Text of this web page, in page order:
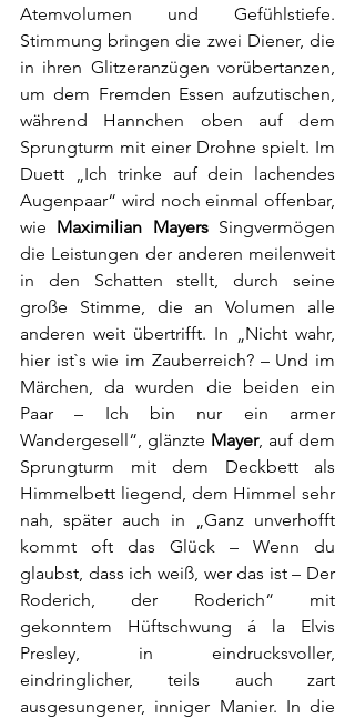
Atemvolumen und Gefühlstiefe.
Stimmung bringen die zwei Diener, die
in ihren Glitzeranzügen vorübertanzen,
um dem Fremden Essen aufzutischen,
während Hannchen oben auf dem
Sprungturm mit einer Drohne spielt. Im
Duett „Ich trinke auf dein lachendes
Augenpaar“ wird noch einmal offenbar,
wie Maximilian Mayers Singvermögen
die Leistungen der anderen meilenweit
in den Schatten stellt, durch seine
große Stimme, die an Volumen alle
anderen weit übertrifft. In „Nicht wahr,
hier ist`s wie im Zauberreich? – Und im
Märchen, da wurden die beiden ein
Paar – Ich bin nur ein armer
Wandergesell“, glänzte Mayer, auf dem
Sprungturm mit dem Deckbett als
Himmelbett liegend, dem Himmel sehr
nah, später auch in „Ganz unverhofft
kommt oft das Glück – Wenn du
glaubst, dass ich weiß, wer das ist – Der
Roderich, der Roderich“ mit
gekonntem Hüftschwung á la Elvis
Presley, in eindrucksvoller,
eindringlicher, teils auch zart
ausgesungener, inniger Manier. In die